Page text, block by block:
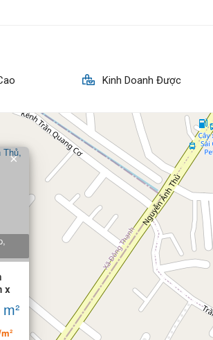
Kinh Doanh Được
x
×
Nguyễn Ánh Thủ,
5.8 m x 21.7 m
4
DT:125 m²
55 triệu/m²